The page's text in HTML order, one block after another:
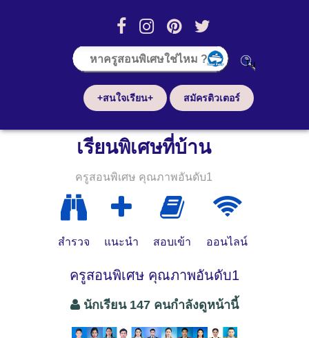
+สนใจเรียน+ สมัครติวเตอร์
เรียนพิเศษที่บ้าน
ครูสอนพิเศษ คุณภาพอันดับ1
สำรวจ แนะนำ สอบเข้า ออนไลน์
ครูสอนพิเศษ คุณภาพอันดับ1
นักเรียน 147 คนกำลังดูหน้านี้